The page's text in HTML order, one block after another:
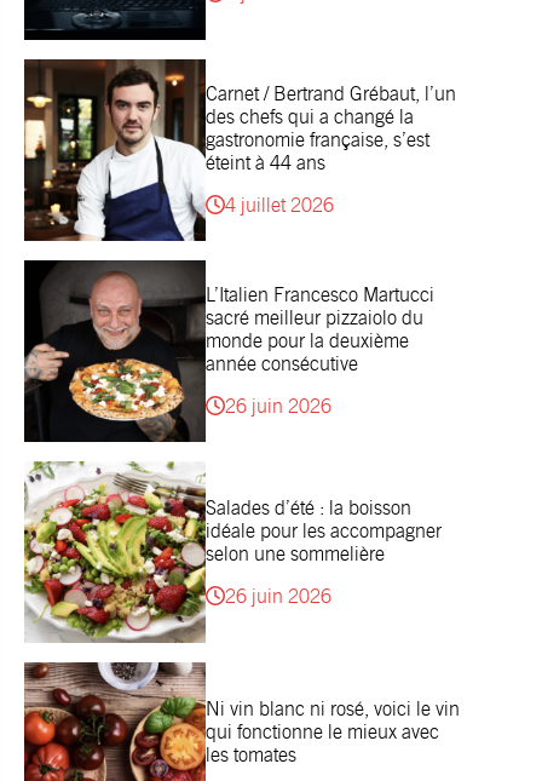
Carnet / Bertrand Grébaut, l’un
des chefs qui a changé la
gastronomie française, s’est
éteint à 44 ans
4 juillet 2026
L’Italien Francesco Martucci
sacré meilleur pizzaiolo du
monde pour la deuxième
année consécutive
26 juin 2026
Salades d’été : la boisson
idéale pour les accompagner
selon une sommelière
26 juin 2026
Ni vin blanc ni rosé, voici le vin
qui fonctionne le mieux avec
les tomates